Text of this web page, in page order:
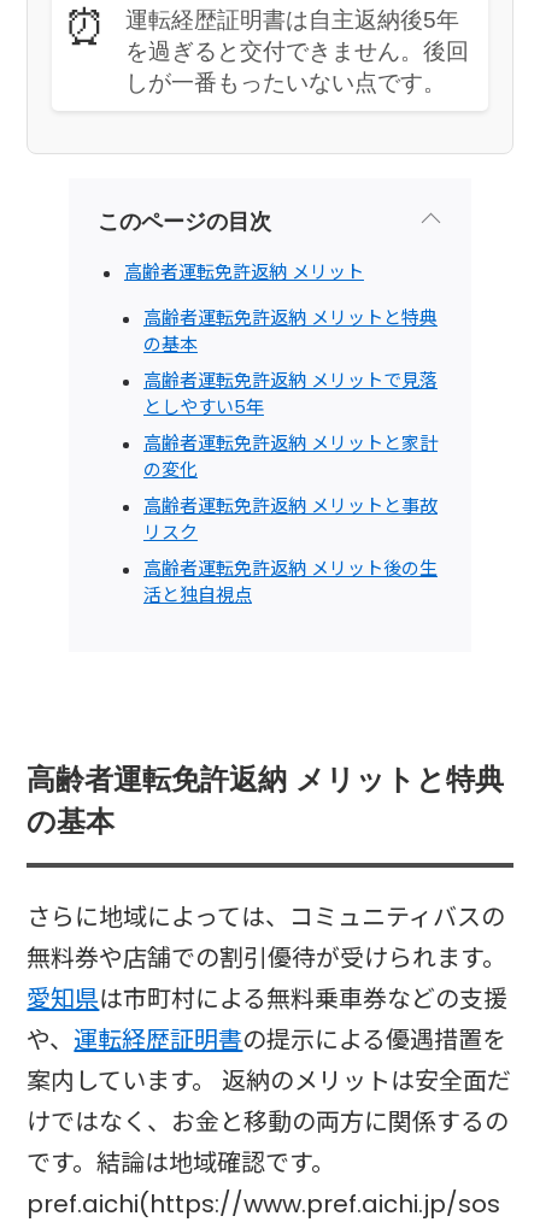
⏰
運転経歴証明書は自主返納後5年
を過ぎると交付できません。後回
しが一番もったいない点です。
このページの目次
高齢者運転免許返納 メリット
高齢者運転免許返納 メリットと特典
の基本
高齢者運転免許返納 メリットで見落
としやすい5年
高齢者運転免許返納 メリットと家計
の変化
高齢者運転免許返納 メリットと事故
リスク
高齢者運転免許返納 メリット後の生
活と独自視点
高齢者運転免許返納 メリットと特典
の基本
さらに地域によっては、コミュニティバスの
無料券や店舗での割引優待が受けられます。
愛知県は市町村による無料乗車券などの支援
や、 運転経歴証明書の提示による優遇措置を
案内しています。 返納のメリットは安全面だ
けではなく、お金と移動の両方に関係するの
です。結論は地域確認です。
pref.aichi(https://www.pref.aichi.jp/sos